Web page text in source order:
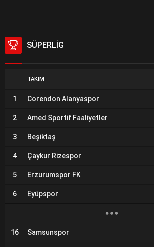
SÜPERLIG
TAKIM
1 Corendon Alanyaspor
2 Amed Sportif Faaliyetler
3 Beşiktaş
4 Çaykur Rizespor
5 Erzurumspor FK
6 Eyüpspor
16 Samsunspor